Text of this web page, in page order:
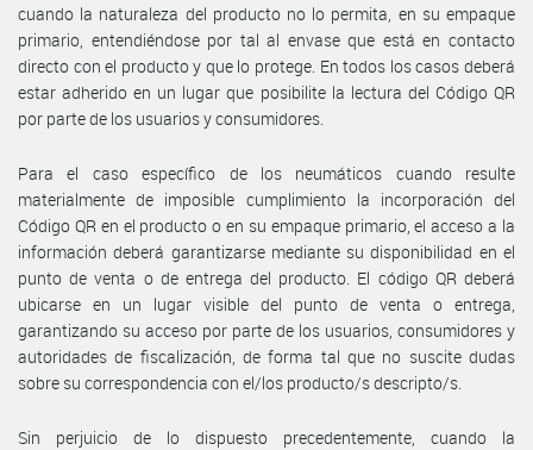
cuando la naturaleza del producto no lo permita, en su empaque
primario, entendiéndose por tal al envase que está en contacto
directo con el producto y que lo protege. En todos los casos deberá
estar adherido en un lugar que posibilite la lectura del Código QR
por parte de los usuarios y consumidores.
Para el caso específico de los neumáticos cuando resulte
materialmente de imposible cumplimiento la incorporación del
Código QR en el producto o en su empaque primario, el acceso a la
información deberá garantizarse mediante su disponibilidad en el
punto de venta o de entrega del producto. El código QR deberá
ubicarse en un lugar visible del punto de venta o entrega,
garantizando su acceso por parte de los usuarios, consumidores y
autoridades de fiscalización, de forma tal que no suscite dudas
sobre su correspondencia con el/los producto/s descripto/s.
Sin perjuicio de lo dispuesto precedentemente, cuando la